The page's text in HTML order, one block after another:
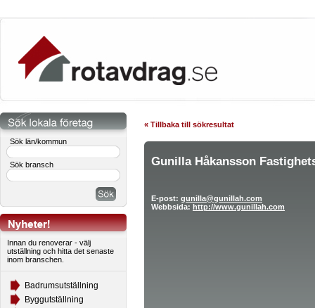
Sök län/kommun
Sök bransch
Innan du renoverar - välj
utställning och hitta det senaste
inom branschen.
Badrumsutställning
Byggutställning
« Tillbaka till sökresultat
Gunilla Håkansson
E-post: gunilla@gunillah.com
Webbsida: http://www.gunillah.com